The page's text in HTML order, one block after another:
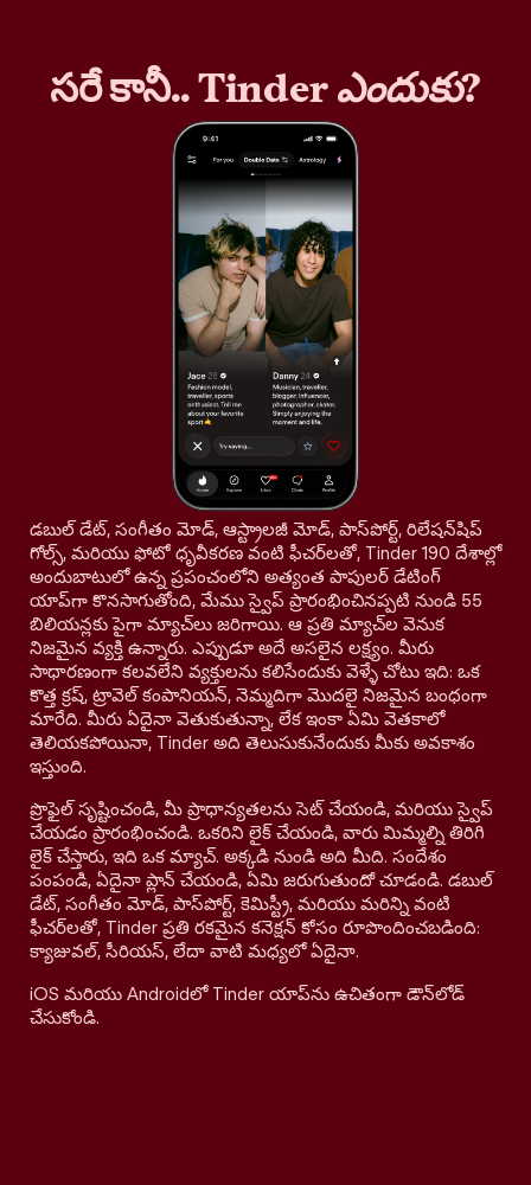
సరే కానీ.. Tinderఎందుకు?
డబుల్ డేట్, సంగీతం మోడ్, ఆస్ట్రాలజీ మోడ్, పాస్‌పోర్ట్, రిలేషన్‌షిప్
గోల్స్, మరియు ఫోటో ధృవీకరణ వంటి ఫీచర్‌లతో, Tinder 190 దేశాల్లో
అందుబాటులో ఉన్న ప్రపంచంలోని అత్యంత పాపులర్ డేటింగ్
యాప్‌గా కొనసాగుతోంది, మేము స్వైప్ ప్రారంభించినప్పటి నుండి 55
బిలియన్లకు పైగా మ్యాచ్‌లు జరిగాయి. ఆ ప్రతి మ్యాచ్‌ల వెనుక
నిజమైన వ్యక్తి ఉన్నారు. ఎప్పుడూ అదే అసలైన లక్ష్యం. మీరు
సాధారణంగా కలవలేని వ్యక్తులను కలిసేందుకు వెళ్ళే చోటు ఇది: ఒక
కొత్త క్రష్, ట్రావెల్ కంపానియన్, నెమ్మదిగా మొదలై నిజమైన బంధంగా
మారేది. మీరు ఏదైనా వెతుకుతున్నా, లేక ఇంకా ఏమి వెతకాలో
తెలియకపోయినా, Tinder అది తెలుసుకునేందుకు మీకు అవకాశం
ఇస్తుంది.
ప్రొఫైల్ సృష్టించండి, మీ ప్రాధాన్యతలను సెట్ చేయండి, మరియు స్వైప్
చేయడం ప్రారంభించండి. ఒకరిని లైక్ చేయండి, వారు మిమ్మల్ని తిరిగి
లైక్ చేస్తారు, ఇది ఒక మ్యాచ్. అక్కడి నుండి అది మీది. సందేశం
పంపండి, ఏదైనా ప్లాన్ చేయండి, ఏమి జరుగుతుందో చూడండి. డబుల్
డేట్, సంగీతం మోడ్, పాస్‌పోర్ట్, కెమిస్ట్రీ, మరియు మరిన్ని వంటి
ఫీచర్‌లతో, Tinder ప్రతి రకమైన కనెక్షన్ కోసం రూపొందించబడింది:
క్యాజువల్, సీరియస్, లేదా వాటి మధ్యలో ఏదైనా.
iOS మరియు Androidలో Tinder యాప్‌ను ఉచితంగా డౌన్‌లోడ్
చేసుకోండి.